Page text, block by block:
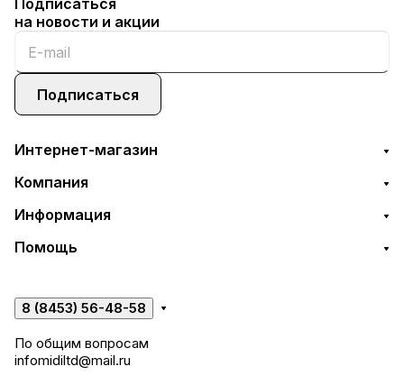
Подписаться
на новости и акции
Подписаться
Интернет-магазин
Компания
Информация
Помощь
8 (8453) 56-48-58
По общим вопросам
infomidiltd@mail.ru